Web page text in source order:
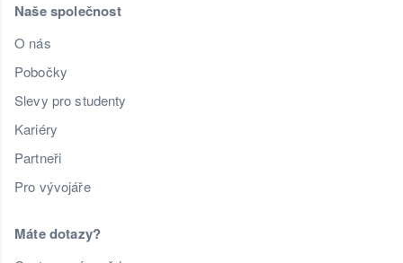
Naše společnost
O nás
Pobočky
Slevy pro studenty
Kariéry
Partneři
Pro vývojáře
Máte dotazy?